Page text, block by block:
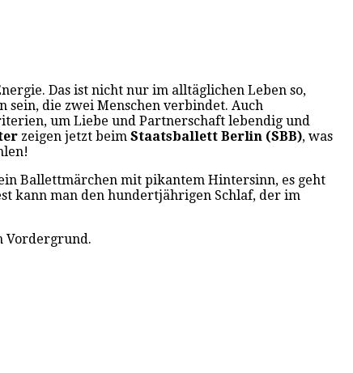
Das ist nicht nur im alltäglichen Leben so,
sein, die zwei Menschen verbindet. Auch
um Liebe und Partnerschaft lebendig und
zeigen jetzt beim Staatsballett Berlin (SBB), was
Ballettmärchen mit pikantem Hintersinn, es geht
kann man den hundertjährigen Schlaf, der im
Vordergrund.